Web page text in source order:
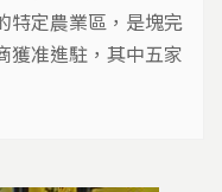
特定農業區，是塊完
獲准進駐，其中五家
品和金屬表面處理
一處新的工業聚